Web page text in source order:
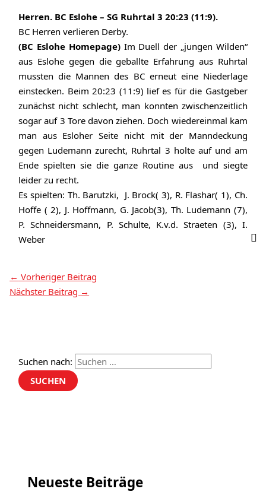
Herren. BC Eslohe – SG Ruhrtal 3 20:23 (11:9).
BC Herren verlieren Derby.
(BC Eslohe Homepage)Im Duell der „jungen Wilden“
aus Eslohe gegen die geballte Erfahrung aus Ruhrtal
mussten die Mannen des BC erneut eine Niederlage
einstecken. Beim 20:23 (11:9) lief es für die Gastgeber
zunächst nicht schlecht, man konnten zwischenzeitlich
sogar auf 3 Tore davon ziehen. Doch wiedereinmal kam
man aus Esloher Seite nicht mit der Manndeckung
gegen Ludemann zurecht, Ruhrtal 3 holte auf und am
Ende spielten sie die ganze Routine aus und siegte
leider zu recht.
Es spielten: Th. Barutzki, J. Brock( 3), R. Flashar( 1), Ch.
Hoffe ( 2), J. Hoffmann, G. Jacob(3), Th. Ludemann (7),
P. Schneidersmann, P. Schulte, K.v.d. Straeten (3), I.
Weber
← Vorheriger Beitrag
Nächster Beitrag →
Suchen nach:
Neueste Beiträge